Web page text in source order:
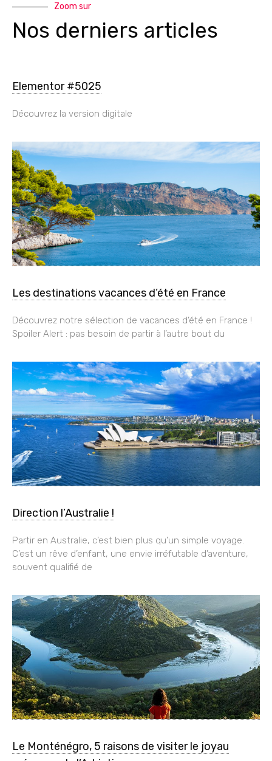
Zoom sur
Nos derniers articles
Elementor #5025
Découvrez la version digitale
Les destinations vacances d’été en France
Découvrez notre sélection de vacances d’été en France !
Spoiler Alert : pas besoin de partir à l’autre bout du
Direction l’Australie !
Partir en Australie, c’est bien plus qu’un simple voyage.
C’est un rêve d’enfant, une envie irréfutable d’aventure,
souvent qualifié de
Le Monténégro, 5 raisons de visiter le joyau